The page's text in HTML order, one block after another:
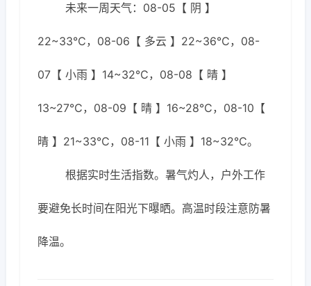
未来一周天气：08-05【 阴 】
22~33℃，08-06【 多云 】22~36℃，08-
07【 小雨 】14~32℃，08-08【 晴 】
13~27℃，08-09【 晴 】16~28℃，08-10【
晴 】21~33℃，08-11【 小雨 】18~32℃。
根据实时生活指数。暑气灼人，户外工作
要避免长时间在阳光下曝晒。高温时段注意防暑
降温。